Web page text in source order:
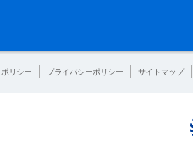
リシー プライバシーポリシー サイトマップ